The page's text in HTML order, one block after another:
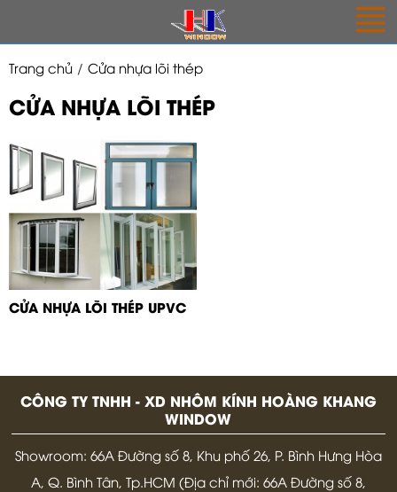
Trang chủ Cửa nhựa lõi thép
CỬA NHỰA LÕI THÉP
CỬA NHỰA LÕI THÉP UPVC
CÔNG TY TNHH - XD NHÔM KÍNH HOÀNG KHANG
WINDOW
Showroom: 66A Đường số 8, Khu phố 26, P. Bình Hưng Hòa
A, Q. Bình Tân, Tp.HCM (Địa chỉ mới: 66A Đường số 8,